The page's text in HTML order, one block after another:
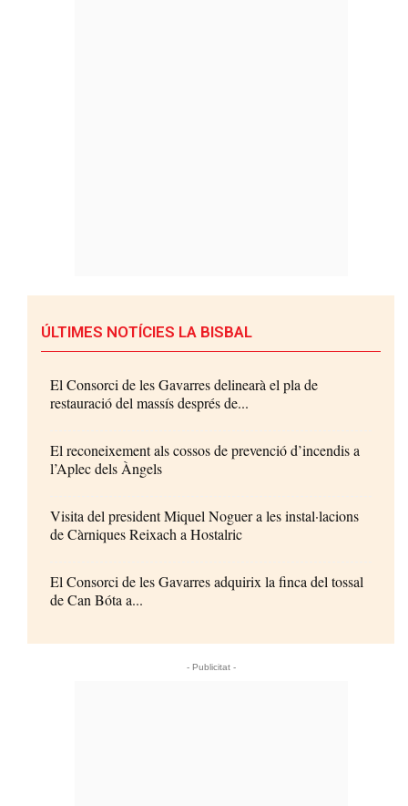
ÚLTIMES NOTÍCIES LA BISBAL
El Consorci de les Gavarres delinearà el pla de
restauració del massís després de...
El reconeixement als cossos de prevenció d’incendis a
l’Aplec dels Àngels
Visita del president Miquel Noguer a les instal·lacions
de Càrniques Reixach a Hostalric
El Consorci de les Gavarres adquirix la finca del tossal
de Can Bóta a...
- Publicitat -